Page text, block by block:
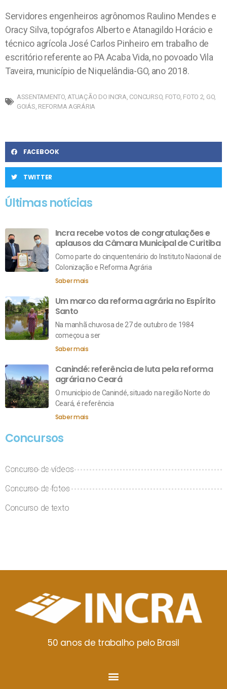
Servidores engenheiros agrônomos Raulino Mendes e
Oracy Silva, topógrafos Alberto e Atanagildo Horácio e
técnico agrícola José Carlos Pinheiro em trabalho de
escritório referente ao PA Acaba Vida, no povoado Vila
Taveira, município de Niquelândia-GO, ano 2018.
ASSENTAMENTO,ATUAÇÃO DO INCRA, CONCURSO, FOTO, FOTO 2, GO,
GOIÁS, REFORMA AGRÁRIA
FACEBOOK
TWITTER
Últimas notícias
Incra recebe votos de congratulações e
aplausos da Câmara Municipal de Curitiba
Como parte do cinquentenário do Instituto Nacional de
Colonização e Reforma Agrária
Saber mais
Um marco da reforma agrária no Espírito
Santo
Na manhã chuvosa de 27 de outubro de 1984
começou a ser
Saber mais
Canindé: referência de luta pela reforma
agrária no Ceará
O município de Canindé, situado na região Norte do
Ceará, é referência
Saber mais
Concursos
Concurso de vídeos
Concurso de fotos
Concurso de texto
50 anos de trabalho pelo Brasil